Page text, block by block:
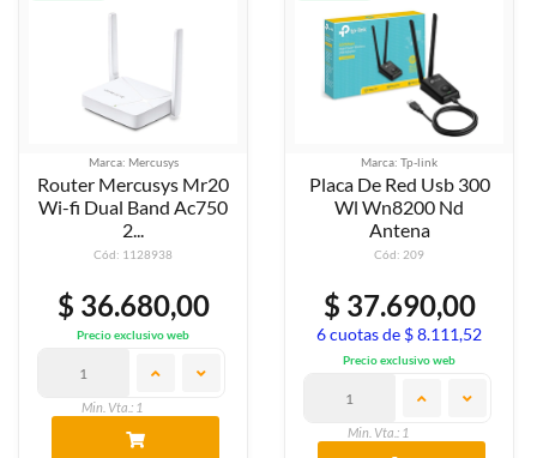
Marca: Mercusys
Router Mercusys Mr20
Wi-fi Dual Band Ac750
2...
Cód: 1128938
$ 36.680,00
Precio exclusivo web
Min. Vta.: 1
Marca: Tp-link
Placa De Red Usb 300
Wl Wn8200 Nd
Antena
Cód: 209
$ 37.690,00
6 cuotas de $ 8.111,52
Precio exclusivo web
Min. Vta.: 1